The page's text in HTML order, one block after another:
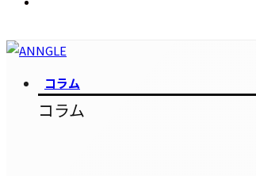
コラム
コラム